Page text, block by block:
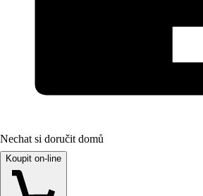
Nechat si doručit domů
Koupit on-line